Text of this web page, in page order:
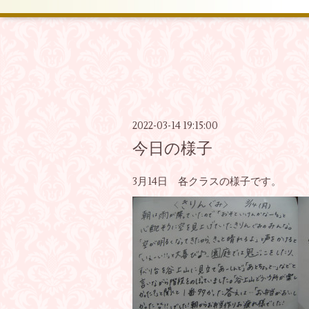
2022-03-14 19:15:00
今日の様子
3月14日 各クラスの様子です。